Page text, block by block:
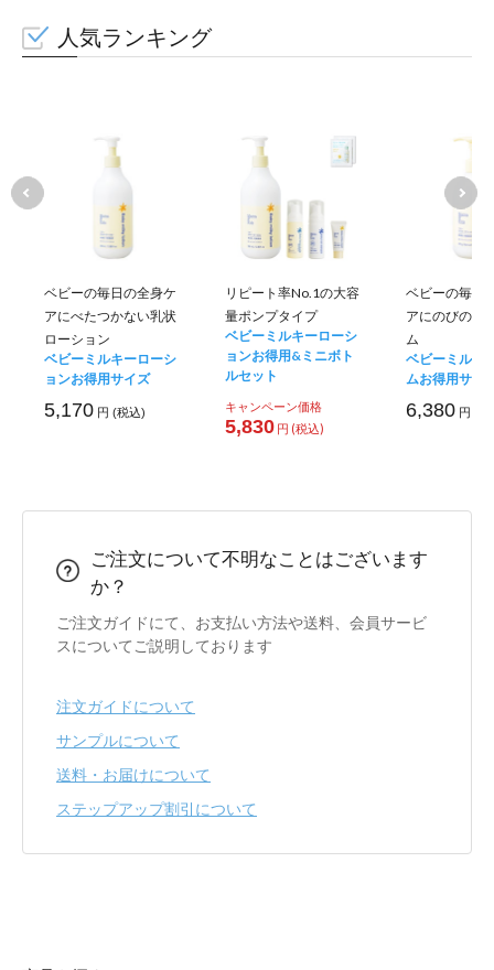
人気ランキング
ベビーの毎日の全身ケ
アにべたつかない乳状
ローション
ベビーミルキーローシ
ョンお得用サイズ
5,170 円 (税込)
リピート率No.1の大容
量ポンプタイプ
ベビーミルキーローシ
ョンお得用&ミニボト
ルセット
キャンペーン価格
5,830 円 (税込)
ベビーの毎日
アにのびのい
ム
ベビーミルキ
ムお得用サイ
6,380 円 (税
ご注文について不明なことはございます
か？
ご注文ガイドにて、お支払い方法や送料、会員サービ
スについてご説明しております
注文ガイドについて
サンプルについて
送料・お届けについて
ステップアップ割引について